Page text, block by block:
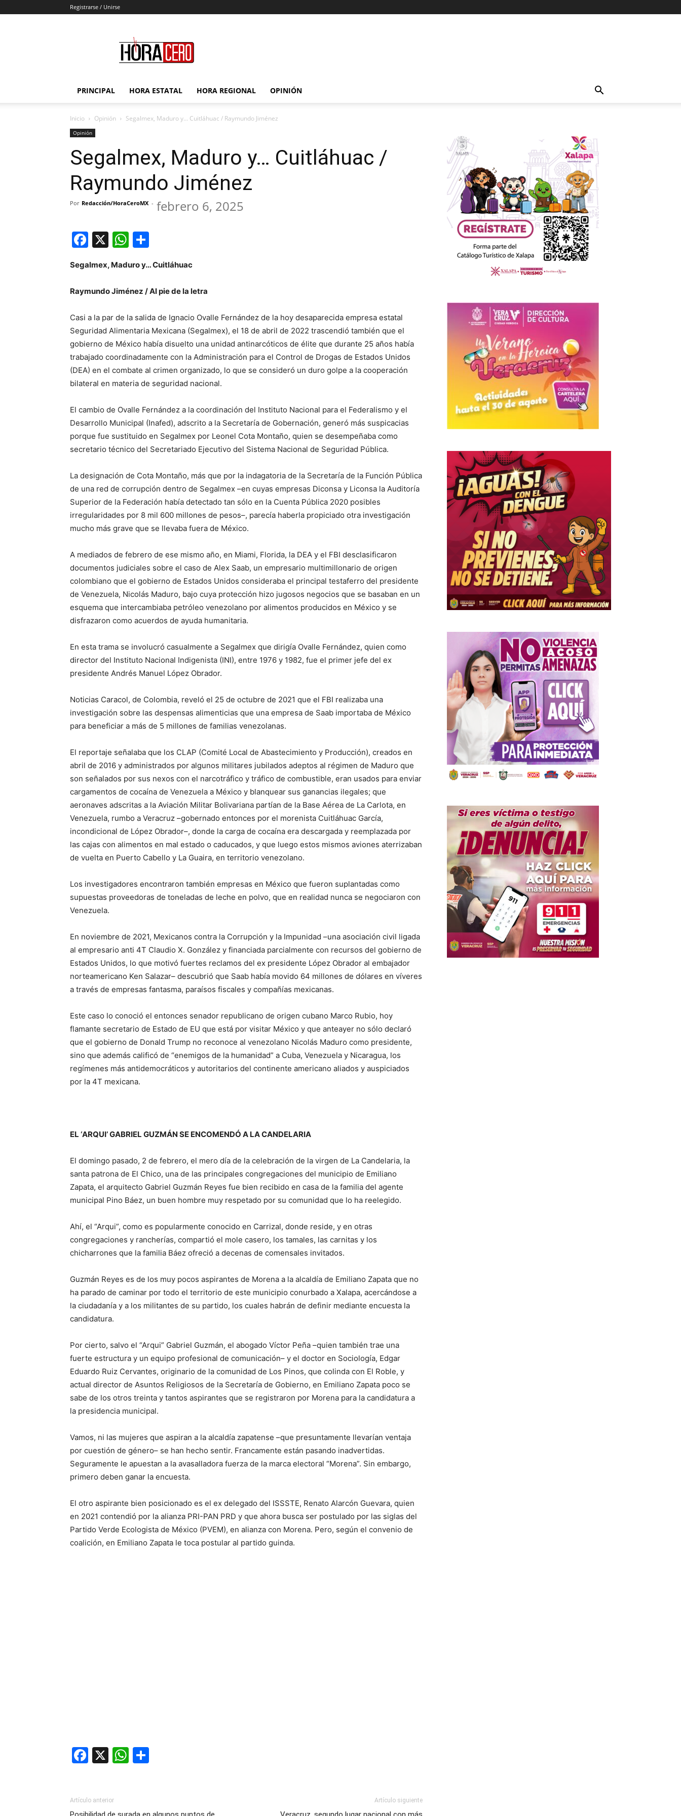
Registrarse / Unirse
Cero
PRINCIPAL HORA ESTATAL HORA REGIONAL OPINIÓN
Inicio Opinión Segalmex, Maduro y… Cuitláhuac / Raymundo Jiménez
Opinión
Segalmex, Maduro y… Cuitláhuac /
Raymundo Jiménez
Por Redacción/HoraCeroMX - febrero 6, 2025
Facebook
X WhatsApp
Segalmex, Maduro y… Cuitláhuac
Raymundo Jiménez / Al pie de la letra
Casi a la par de la salida de Ignacio Ovalle Fernández de la hoy desaparecida empresa estatal
Seguridad Alimentaria Mexicana (Segalmex), el 18 de abril de 2022 trascendió también que el
gobierno de México había disuelto una unidad antinarcóticos de élite que durante 25 años había
trabajado coordinadamente con la Administración para el Control de Drogas de Estados Unidos
(DEA) en el combate al crimen organizado, lo que se consideró un duro golpe a la cooperación
bilateral en materia de seguridad nacional.
El cambio de Ovalle Fernández a la coordinación del Instituto Nacional para el Federalismo y el
Desarrollo Municipal (Inafed), adscrito a la Secretaría de Gobernación, generó más suspicacias
porque fue sustituido en Segalmex por Leonel Cota Montaño, quien se desempeñaba como
secretario técnico del Secretariado Ejecutivo del Sistema Nacional de Seguridad Pública.
La designación de Cota Montaño, más que por la indagatoria de la Secretaría de la Función Pública
de una red de corrupción dentro de Segalmex –en cuyas empresas Diconsa y Liconsa la Auditoría
Superior de la Federación había detectado tan sólo en la Cuenta Pública 2020 posibles
irregularidades por 8 mil 600 millones de pesos–, parecía haberla propiciado otra investigación
mucho más grave que se llevaba fuera de México.
A mediados de febrero de ese mismo año, en Miami, Florida, la DEA y el FBI desclasificaron
documentos judiciales sobre el caso de Alex Saab, un empresario multimillonario de origen
colombiano que el gobierno de Estados Unidos consideraba el principal testaferro del presidente
de Venezuela, Nicolás Maduro, bajo cuya protección hizo jugosos negocios que se basaban en un
esquema que intercambiaba petróleo venezolano por alimentos producidos en México y se
disfrazaron como acuerdos de ayuda humanitaria.
En esta trama se involucró casualmente a Segalmex que dirigía Ovalle Fernández, quien como
director del Instituto Nacional Indigenista (INI), entre 1976 y 1982, fue el primer jefe del ex
presidente Andrés Manuel López Obrador.
Noticias Caracol, de Colombia, reveló el 25 de octubre de 2021 que el FBI realizaba una
investigación sobre las despensas alimenticias que una empresa de Saab importaba de México
para beneficiar a más de 5 millones de familias venezolanas.
El reportaje señalaba que los CLAP (Comité Local de Abastecimiento y Producción), creados en
abril de 2016 y administrados por algunos militares jubilados adeptos al régimen de Maduro que
son señalados por sus nexos con el narcotráfico y tráfico de combustible, eran usados para enviar
cargamentos de cocaína de Venezuela a México y blanquear sus ganancias ilegales; que
aeronaves adscritas a la Aviación Militar Bolivariana partían de la Base Aérea de La Carlota, en
Venezuela, rumbo a Veracruz –gobernado entonces por el morenista Cuitláhuac García,
incondicional de López Obrador–, donde la carga de cocaína era descargada y reemplazada por
las cajas con alimentos en mal estado o caducados, y que luego estos mismos aviones aterrizaban
de vuelta en Puerto Cabello y La Guaira, en territorio venezolano.
Los investigadores encontraron también empresas en México que fueron suplantadas como
supuestas proveedoras de toneladas de leche en polvo, que en realidad nunca se negociaron con
Venezuela.
En noviembre de 2021, Mexicanos contra la Corrupción y la Impunidad –una asociación civil ligada
al empresario anti 4T Claudio X. González y financiada parcialmente con recursos del gobierno de
Estados Unidos, lo que motivó fuertes reclamos del ex presidente López Obrador al embajador
norteamericano Ken Salazar– descubrió que Saab había movido 64 millones de dólares en víveres
a través de empresas fantasma, paraísos fiscales y compañías mexicanas.
Este caso lo conoció el entonces senador republicano de origen cubano Marco Rubio, hoy
flamante secretario de Estado de EU que está por visitar México y que anteayer no sólo declaró
que el gobierno de Donald Trump no reconoce al venezolano Nicolás Maduro como presidente,
sino que además calificó de “enemigos de la humanidad” a Cuba, Venezuela y Nicaragua, los
regímenes más antidemocráticos y autoritarios del continente americano aliados y auspiciados
por la 4T mexicana.
EL ‘ARQUI’ GABRIEL GUZMÁN SE ENCOMENDÓ A LA CANDELARIA
El domingo pasado, 2 de febrero, el mero día de la celebración de la virgen de La Candelaria, la
santa patrona de El Chico, una de las principales congregaciones del municipio de Emiliano
Zapata, el arquitecto Gabriel Guzmán Reyes fue bien recibido en casa de la familia del agente
municipal Pino Báez, un buen hombre muy respetado por su comunidad que lo ha reelegido.
Ahí, el “Arqui”, como es popularmente conocido en Carrizal, donde reside, y en otras
congregaciones y rancherías, compartió el mole casero, los tamales, las carnitas y los
chicharrones que la familia Báez ofreció a decenas de comensales invitados.
Guzmán Reyes es de los muy pocos aspirantes de Morena a la alcaldía de Emiliano Zapata que no
ha parado de caminar por todo el territorio de este municipio conurbado a Xalapa, acercándose a
la ciudadanía y a los militantes de su partido, los cuales habrán de definir mediante encuesta la
candidatura.
Por cierto, salvo el “Arqui” Gabriel Guzmán, el abogado Víctor Peña –quien también trae una
fuerte estructura y un equipo profesional de comunicación– y el doctor en Sociología, Edgar
Eduardo Ruiz Cervantes, originario de la comunidad de Los Pinos, que colinda con El Roble, y
actual director de Asuntos Religiosos de la Secretaría de Gobierno, en Emiliano Zapata poco se
sabe de los otros treinta y tantos aspirantes que se registraron por Morena para la candidatura a
la presidencia municipal.
Vamos, ni las mujeres que aspiran a la alcaldía zapatense –que presuntamente llevarían ventaja
por cuestión de género– se han hecho sentir. Francamente están pasando inadvertidas.
Seguramente le apuestan a la avasalladora fuerza de la marca electoral “Morena”. Sin embargo,
primero deben ganar la encuesta.
El otro aspirante bien posicionado es el ex delegado del ISSSTE, Renato Alarcón Guevara, quien
en 2021 contendió por la alianza PRI-PAN PRD y que ahora busca ser postulado por las siglas del
Partido Verde Ecologista de México (PVEM), en alianza con Morena. Pero, según el convenio de
coalición, en Emiliano Zapata le toca postular al partido guinda.
Facebook
X WhatsApp
Artículo anterior Artículo siguiente